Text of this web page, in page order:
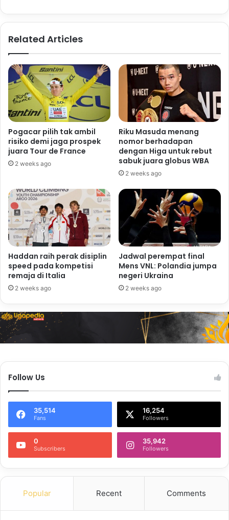
Related Articles
Pogacar pilih tak ambil
risiko demi jaga prospek
juara Tour de France
2 weeks ago
Riku Masuda menang
nomor berhadapan
dengan Higa untuk rebut
sabuk juara globus WBA
2 weeks ago
Haddan raih perak disiplin
speed pada kompetisi
remaja di Italia
2 weeks ago
Jadwal perempat final
Mens VNL: Polandia jumpa
negeri Ukraina
2 weeks ago
Follow Us
35,514
Fans
16,254
Followers
0
Subscribers
35,942
Followers
Popular Recent Comments